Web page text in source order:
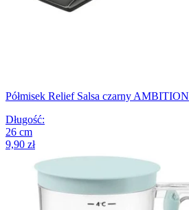
Półmisek Relief Salsa czarny AMBITION
Długość:
26 cm
9,90 zł